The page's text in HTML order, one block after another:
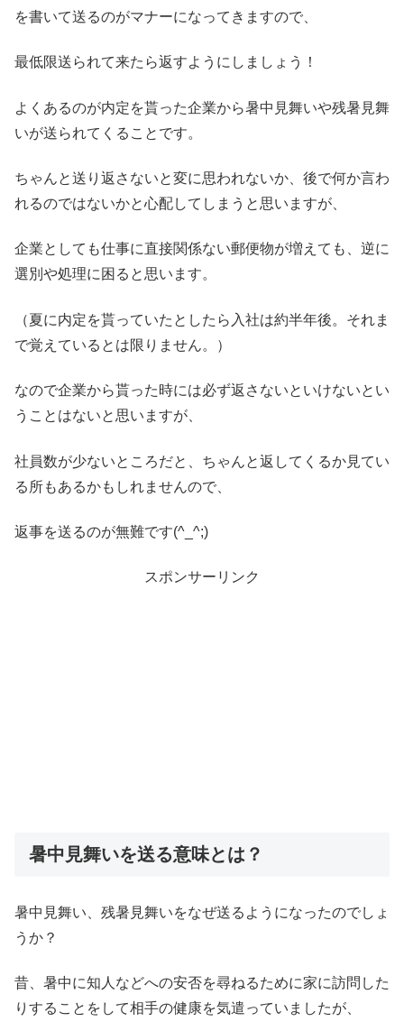
を書いて送るのがマナーになってきますので、
最低限送られて来たら返すようにしましょう！
よくあるのが内定を貰った企業から暑中見舞いや残暑見舞
いが送られてくることです。
ちゃんと送り返さないと変に思われないか、後で何か言わ
れるのではないかと心配してしまうと思いますが、
企業としても仕事に直接関係ない郵便物が増えても、逆に
選別や処理に困ると思います。
（夏に内定を貰っていたとしたら入社は約半年後。それま
で覚えているとは限りません。）
なので企業から貰った時には必ず返さないといけないとい
うことはないと思いますが、
社員数が少ないところだと、ちゃんと返してくるか見てい
る所もあるかもしれませんので、
返事を送るのが無難です(^_^;)
スポンサーリンク
暑中見舞いを送る意味とは？
暑中見舞い、残暑見舞いをなぜ送るようになったのでしょ
うか？
昔、暑中に知人などへの安否を尋ねるために家に訪問した
りすることをして相手の健康を気遣っていましたが、